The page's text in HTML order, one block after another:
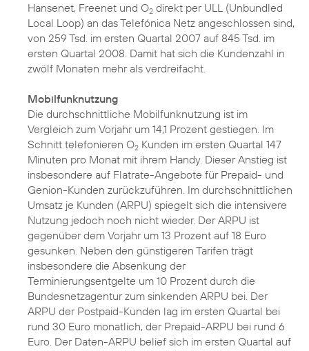
Hansenet, Freenet und O2 direkt per ULL (Unbundled
Local Loop) an das Telefónica Netz angeschlossen sind,
von 259 Tsd. im ersten Quartal 2007 auf 845 Tsd. im
ersten Quartal 2008. Damit hat sich die Kundenzahl in
zwölf Monaten mehr als verdreifacht.
Mobilfunknutzung
Die durchschnittliche Mobilfunknutzung ist im
Vergleich zum Vorjahr um 14,1 Prozent gestiegen. Im
Schnitt telefonieren O2 Kunden im ersten Quartal 147
Minuten pro Monat mit ihrem Handy. Dieser Anstieg ist
insbesondere auf Flatrate-Angebote für Prepaid- und
Genion-Kunden zurückzuführen. Im durchschnittlichen
Umsatz je Kunden (ARPU) spiegelt sich die intensivere
Nutzung jedoch noch nicht wieder. Der ARPU ist
gegenüber dem Vorjahr um 13 Prozent auf 18 Euro
gesunken. Neben den günstigeren Tarifen trägt
insbesondere die Absenkung der
Terminierungsentgelte um 10 Prozent durch die
Bundesnetzagentur zum sinkenden ARPU bei. Der
ARPU der Postpaid-Kunden lag im ersten Quartal bei
rund 30 Euro monatlich, der Prepaid-ARPU bei rund 6
Euro. Der Daten-ARPU belief sich im ersten Quartal auf